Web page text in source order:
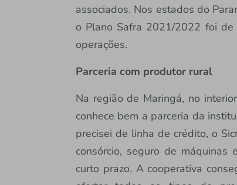
associados. Nos estados do
o Plano Safra 2021/2022 foi
operações.
Parceria com produtor rural
Na região de Maringá, no
conhece bem a parceria da
precisei de linha de crédito, o
consórcio, seguro de
curto prazo. A cooperativa